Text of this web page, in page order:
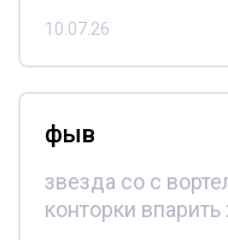
10.07.26
фыв
звезда со с
конторки впарить